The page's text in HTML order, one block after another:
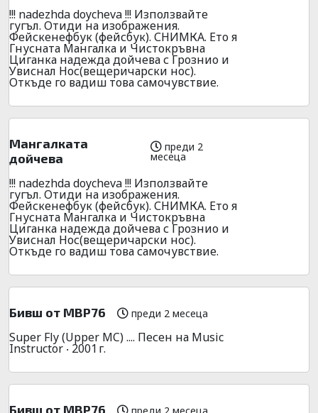
!!! nadezhda doycheva !!! Използвайте
гугъл. Отиди на изображения.
Фейскенефбук (фейсбук). СНИМКА. Ето я
Гнусната Мангалка и Чистокръвна
Циганка надежда дойчева с Грознио и
Увиснал Нос(вещеричарски нос).
Откъде го вадиш това самочувствие.
Мангалката
дойчева
преди 2
месеца
!!! nadezhda doycheva !!! Използвайте
гугъл. Отиди на изображения.
Фейскенефбук (фейсбук). СНИМКА. Ето я
Гнусната Мангалка и Чистокръвна
Циганка надежда дойчева с Грознио и
Увиснал Нос(вещеричарски нос).
Откъде го вадиш това самочувствие.
Бивш от МВР76 преди 2 месеца
Super Fly (Upper MC) .... Песен на Music
Instructor ‧ 2001 г.
Бивш от МВР76 преди 2 месеца